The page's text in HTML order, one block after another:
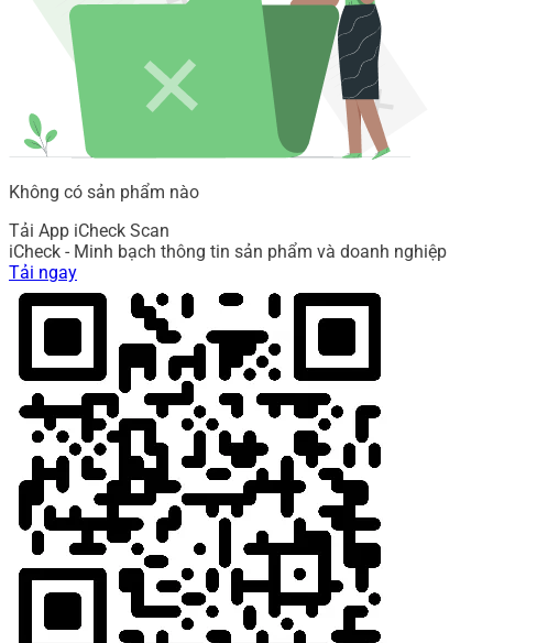
Không có sản phẩm nào
Tải App iCheck Scan
iCheck - Minh bạch thông tin sản phẩm và doanh nghiệp
Tải ngay